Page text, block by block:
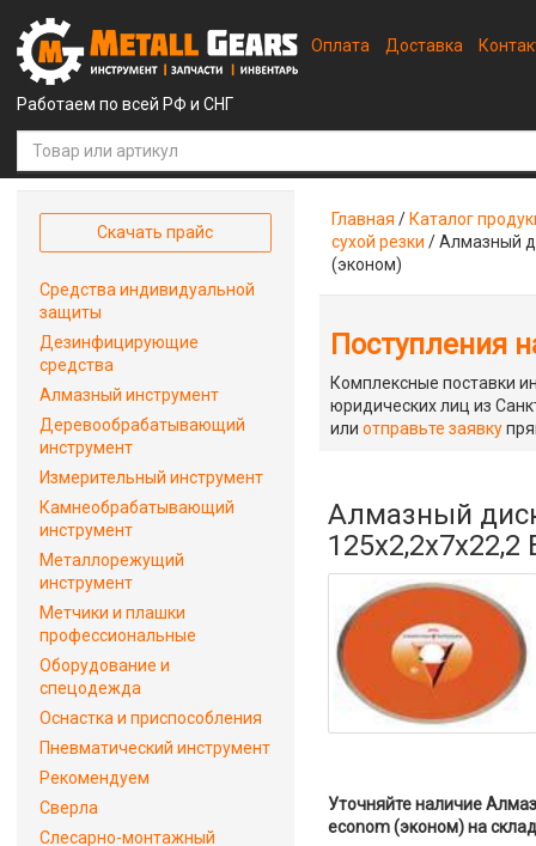
Работаем по всей РФ и СНГ
Оплата Доставка
Главная / Каталог
сухой резки /Алмазный
(эконом)
Поступления
Комплексные поставки
юридических лиц из
илиотправьте заявку
Алмазный
Уточняйте наличие
econom (эконом) на
Скачать прайс
Средства индивидуальной
защиты
Дезинфицирующие
средства
Алмазный инструмент
Деревообрабатывающий
инструмент
Измерительный инструмент
Камнеобрабатывающий
инструмент
Металлорежущий
инструмент
Метчики и плашки
профессиональные
Оборудование и
спецодежда
Оснастка и приспособления
Пневматический инструмент
Рекомендуем
Сверла
Слесарно-монтажный